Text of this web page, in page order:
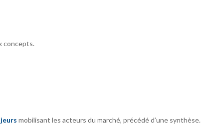
concepts.
mobilisant les acteurs du marché, précédé d’une synthèse.